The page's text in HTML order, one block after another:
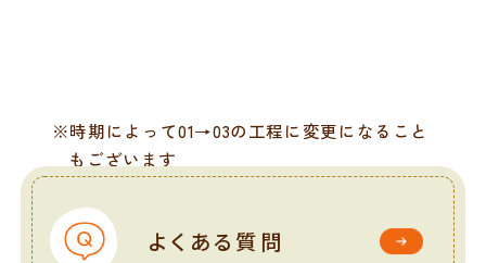
※時期によって01→03の工程に変更になること
もございます
よくある質問